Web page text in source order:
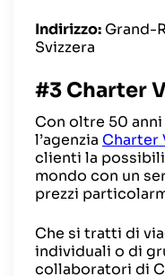
Indirizzo: Grand-
Svizzera
#3 Charter
Con oltre 50
l’agenzia Charter
clienti la
mondo con un
prezzi
Che si tratti di
individuali o di
collaboratori di